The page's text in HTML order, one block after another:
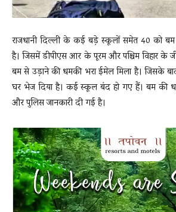
LIVE
राजधानी दिल्ली के कई बड़े स्कूलों समेत 40 को
है। जिसमें डीपीएस आर के पूरम और पश्चिम विहार के
बम से उड़ाने की धमकी भरा ईमेल मिला है। जिसके
घर भेज दिया है। कई स्कूल बंद हो गए हैं। बम की
और पुलिस जानकारी दी गई है।